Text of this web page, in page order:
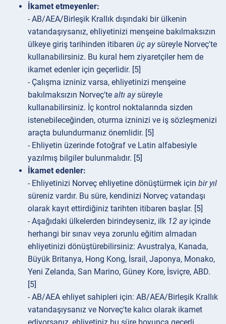
İkamet etmeyenler:
- AB/AEA/Birleşik Krallık dışındaki bir ülkenin
vatandaşıysanız, ehliyetinizi menşeine bakılmaksızın
ülkeye giriş tarihinden itibaren üç aysüreyle Norveç'te
kullanabilirsiniz. Bu kural hem ziyaretçiler hem de
ikamet edenler için geçerlidir. [5]
- Çalışma izniniz varsa, ehliyetinizi menşeine
bakılmaksızın Norveç'te altı aysüreyle
kullanabilirsiniz. İç kontrol noktalarında sizden
istenebileceğinden, oturma izninizi ve iş sözleşmenizi
araçta bulundurmanız önemlidir. [5]
- Ehliyetin üzerinde fotoğraf ve Latin alfabesiyle
yazılmış bilgiler bulunmalıdır. [5]
İkamet edenler:
- Ehliyetinizi Norveç ehliyetine dönüştürmek için bir yıl
süreniz vardır. Bu süre, kendinizi Norveç vatandaşı
olarak kayıt ettirdiğiniz tarihten itibaren başlar. [5]
- Aşağıdaki ülkelerden birindeyseniz, ilk 12 ayiçinde
herhangi bir sınav veya zorunlu eğitim almadan
ehliyetinizi dönüştürebilirsiniz: Avustralya, Kanada,
Büyük Britanya, Hong Kong, İsrail, Japonya, Monako,
Yeni Zelanda, San Marino, Güney Kore, İsviçre, ABD.
[5]
- AB/AEA ehliyet sahipleri için: AB/AEA/Birleşik Krallık
vatandaşıysanız ve Norveç'te kalıcı olarak ikamet